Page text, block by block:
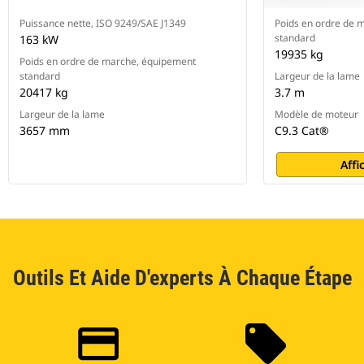
Puissance nette, ISO 9249/SAE J1349
163 kW
Poids en ordre de marche, équipement
standard
20417 kg
Largeur de la lame
3657 mm
Poids en ordre de
standard
19935 kg
Largeur de la lame
3.7 m
Modèle de moteur
C9.3 Cat®
Outils Et Aide D'experts À Chaque Étape